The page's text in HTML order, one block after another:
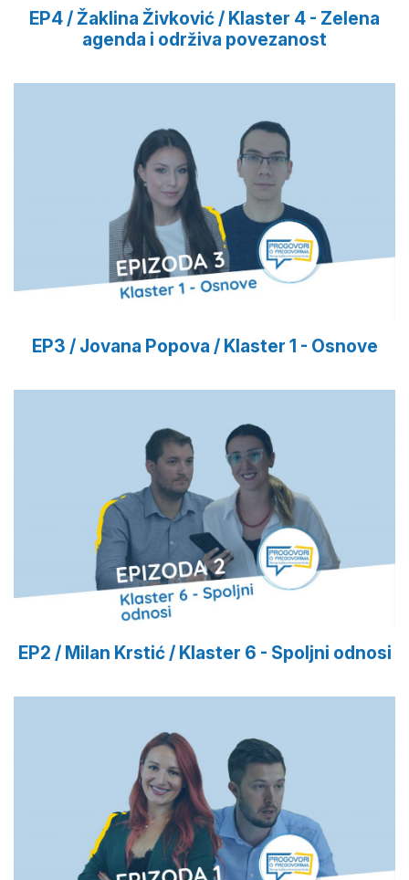
EP4 / Žaklina Živković / Klaster 4 - Zelena
agenda i održiva povezanost
EP3 / Jovana Popova / Klaster 1 - Osnove
EP2 / Milan Krstić / Klaster 6 - Spoljni odnosi